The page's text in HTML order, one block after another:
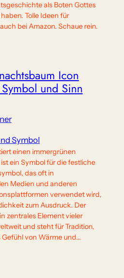
als Boten Gottes
Tolle Ideen für
bei Amazon. Schaue rein.
Icon
und Sinn
Symbol
einen immergrünen
ein Symbol für die festliche
das oft in
Medien und anderen
verwendet wird,
zum Ausdruck. Der
zentrales Element vieler
und steht für Tradition,
von Wärme und…